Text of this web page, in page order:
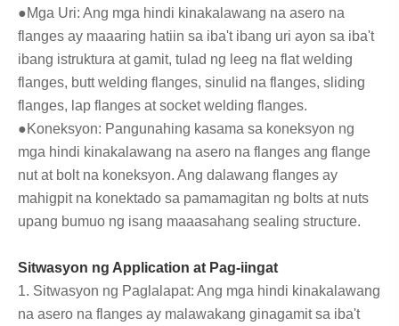
●Mga Uri: Ang mga hindi kinakalawang na asero na
flanges ay maaaring hatiin sa iba't ibang uri ayon sa iba't
ibang istruktura at gamit, tulad ng leeg na flat welding
flanges, butt welding flanges, sinulid na flanges, sliding
flanges, lap flanges at socket welding flanges.
●Koneksyon: Pangunahing kasama sa koneksyon ng
mga hindi kinakalawang na asero na flanges ang flange
nut at bolt na koneksyon. Ang dalawang flanges ay
mahigpit na konektado sa pamamagitan ng bolts at nuts
upang bumuo ng isang maaasahang sealing structure.
Sitwasyon ng Application at Pag-iingat
1. Sitwasyon ng Paglalapat: Ang mga hindi kinakalawang
na asero na flanges ay malawakang ginagamit sa iba't